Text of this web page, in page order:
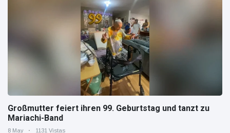
Großmutter feiert ihren 99. Geburtstag und tanzt zu
Mariachi-Band
8 May 1131 Vistas